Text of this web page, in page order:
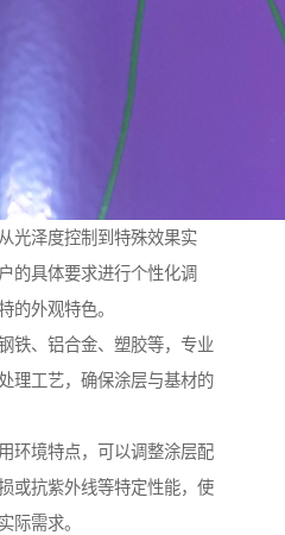
光泽度控制到特殊效果实
的具体要求进行个性化调
的外观特色。
铁、铝合金、塑胶等，专业
理工艺，确保涂层与基材的
环境特点，可以调整涂层配
或抗紫外线等特定性能，使
际需求。